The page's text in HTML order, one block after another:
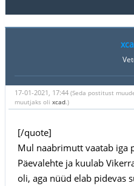
17-01-2021, 17:44 (Seda postitust
muutjaks oli xcad.)
[/quote]
Mul naabrimutt vaatab iga
Päevalehte ja kuulab
oli, aga nüüd elab pidevas